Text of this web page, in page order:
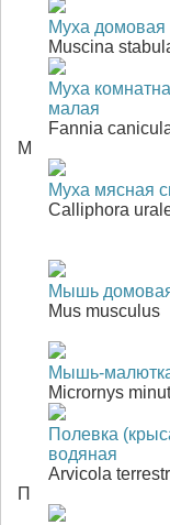
М
Муха домовая
Muscina
Муха
малая
Fannia
Муха мясная
Calliphora
Мышь
Mus musculus
Мышь-
Micrornys
П
Полевка
водяная
Arvicola